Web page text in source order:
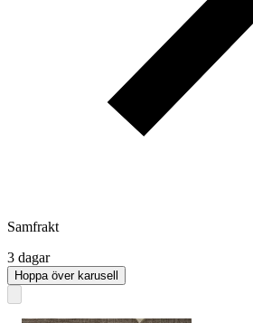
Samfrakt
3 dagar
Hoppa över karusell